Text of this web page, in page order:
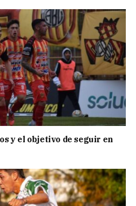
y el objetivo de seguir en